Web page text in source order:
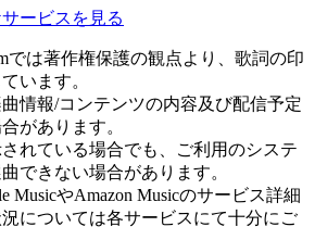
ービスを見る
では著作権保護の観点より、歌詞の印
います。
情報/コンテンツの内容及び配信予定
があります。
れている場合でも、ご利用のシステ
できない場合があります。
MusicやAmazon Musicのサービス詳細
については各サービスにて十分にご